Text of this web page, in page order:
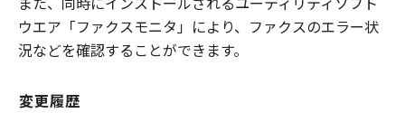
ウエア「ファクスモニタ」により、ファクスのエラー状
況などを確認することができます。
変更履歴